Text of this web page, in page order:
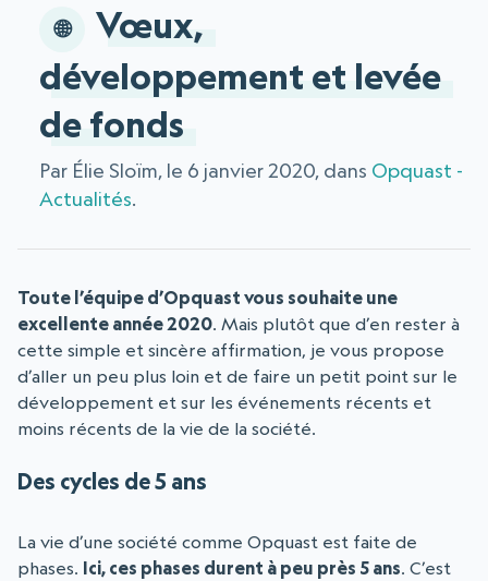
Vœux,
développement et levée
de fonds
Par Élie Sloïm, le 6 janvier 2020, dans Opquast -
Actualités.
Toute l’équipe d’Opquast vous souhaite une
excellente année 2020. Mais plutôt que d’en rester à
cette simple et sincère affirmation, je vous propose
d’aller un peu plus loin et de faire un petit point sur le
développement et sur les événements récents et
moins récents de la vie de la société.
Des cycles de 5 ans
La vie d’une société comme Opquast est faite de
phases. Ici, ces phases durent à peu près 5 ans. C’est